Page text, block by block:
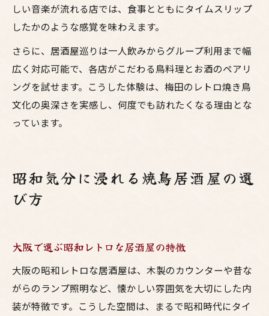
しい音楽が流れる店では、食事とともにタイムスリップ
したかのような感覚を味わえます。
さらに、居酒屋巡りは一人飲みからグループ利用まで幅
広く対応可能で、各店がこだわる鳥料理とお酒のペアリ
ングを試せます。こうした体験は、梅田のレトロ焼き鳥
文化の奥深さを実感し、何度でも訪れたくなる理由とな
っています。
昭和気分に浸れる焼鳥居酒屋の選
び方
大阪で選ぶ昭和レトロな居酒屋の特徴
大阪の昭和レトロな居酒屋は、木製のカウンターや昔な
がらのランプ照明など、懐かしい雰囲気を大切にした内
装が特徴です。こうした空間は、まるで昭和時代にタイ